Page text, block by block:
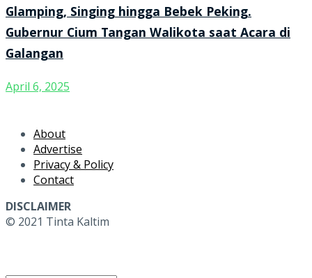
Glamping, Singing hingga Bebek Peking.
Gubernur Cium Tangan Walikota saat Acara di
Galangan
April 6, 2025
About
Advertise
Privacy & Policy
Contact
DISCLAIMER
© 2021 Tinta Kaltim